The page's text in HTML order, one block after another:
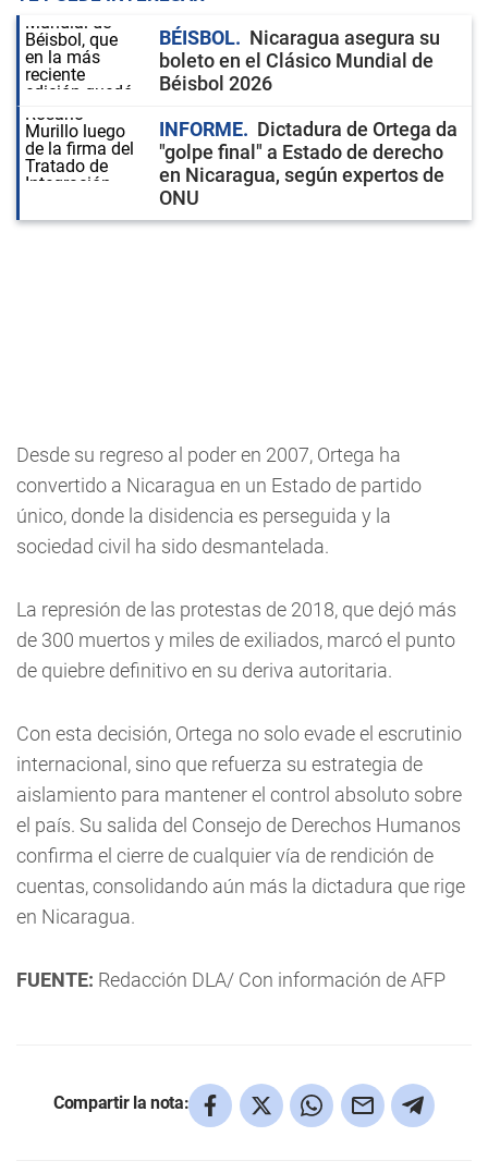
BÉISBOL
Nicaragua asegura su
boleto en el Clásico Mundial de
Béisbol 2026
INFORME
Dictadura de Ortega da
"golpe final" a Estado de derecho
en Nicaragua, según expertos de
ONU
Desde su regreso al poder en 2007, Ortega ha
convertido a Nicaragua en un Estado de partido
único, donde la disidencia es perseguida y la
sociedad civil ha sido desmantelada.
La represión de las protestas de 2018, que dejó más
de 300 muertos y miles de exiliados, marcó el punto
de quiebre definitivo en su deriva autoritaria.
Con esta decisión, Ortega no solo evade el escrutinio
internacional, sino que refuerza su estrategia de
aislamiento para mantener el control absoluto sobre
el país. Su salida del Consejo de Derechos Humanos
confirma el cierre de cualquier vía de rendición de
cuentas, consolidando aún más la dictadura que rige
en Nicaragua.
FUENTE: Redacción DLA/ Con información de AFP
Compartir la nota: